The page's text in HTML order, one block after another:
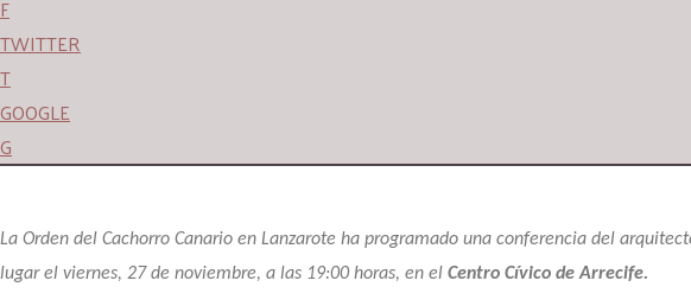
F
TWITTER
T
GOOGLE
G
La Orden del Cachorro Canario en Lanzarote ha programado una conferencia del
lugar el viernes, 27 de noviembre, a las 19:00 horas, en el Centro Cívico de Arrecife.